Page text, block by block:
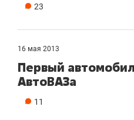
23
16 мая 2013
Первый
АвтоВАЗа
11